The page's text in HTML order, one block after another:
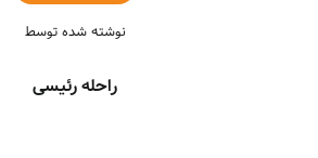
نوشته شده توسط
راحله رئیسی